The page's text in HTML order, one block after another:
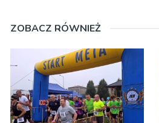
ZOBACZ RÓWNIEŻ